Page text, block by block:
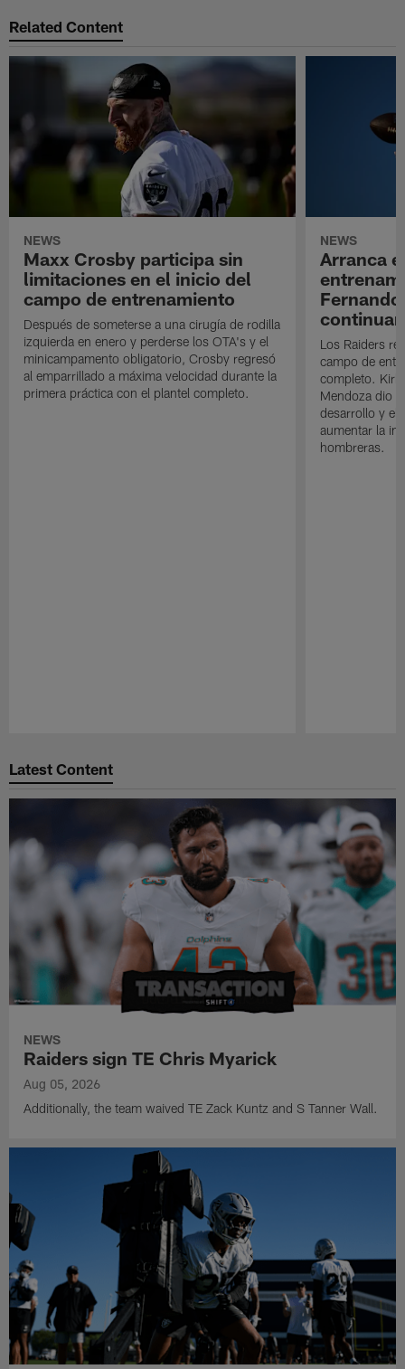
Related Content
NEWS
Maxx Crosby participa sin
limitaciones en el inicio del
campo de entrenamiento
Después de someterse a una cirugía de rodilla
izquierda en enero y perderse los OTA's y el
minicampamento obligatorio, Crosby regresó
al emparrillado a máxima velocidad durante la
primera práctica con el plantel completo.
NEWS
Arranca
Los Raiders
campo de
completo. Kirk
Mendoza dio
desarrollo y el
aumentar la
hombreras.
Latest Content
NEWS
Raiders sign TE Chris Myarick
Aug 05, 2026
Additionally, the team waived TE Zack Kuntz and S Tanner Wall.